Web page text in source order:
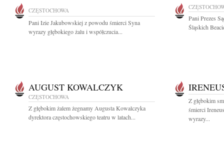
CZĘSTOCHOWA
Pani Izie Jakubowskiej z powodu śmierci Syna
wyrazy głębokiego żalu i współczucia...
Pani Prezes
Śląskich
AUGUST KOWALCZYK
CZĘSTOCHOWA
Z głębokim żalem żegnamy Augusta Kowalczyka
dyrektora częstochowskiego teatru w latach...
Z głębokim
śmierci
wyrazy...